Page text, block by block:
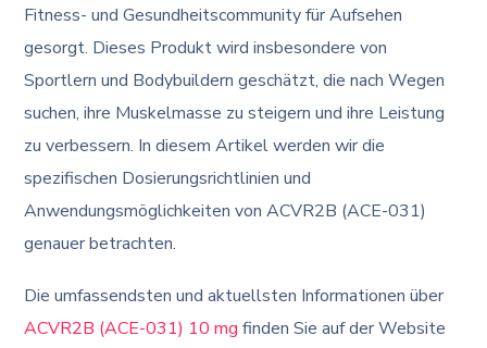
Fitness- und Gesundheitscommunity für Aufsehen
gesorgt. Dieses Produkt wird insbesondere von
Sportlern und Bodybuildern geschätzt, die nach Wegen
suchen, ihre Muskelmasse zu steigern und ihre Leistung
zu verbessern. In diesem Artikel werden wir die
spezifischen Dosierungsrichtlinien und
Anwendungsmöglichkeiten von ACVR2B (ACE-031)
genauer betrachten.
Die umfassendsten und aktuellsten Informationen über
ACVR2B (ACE-031) 10 mg finden Sie auf der Website